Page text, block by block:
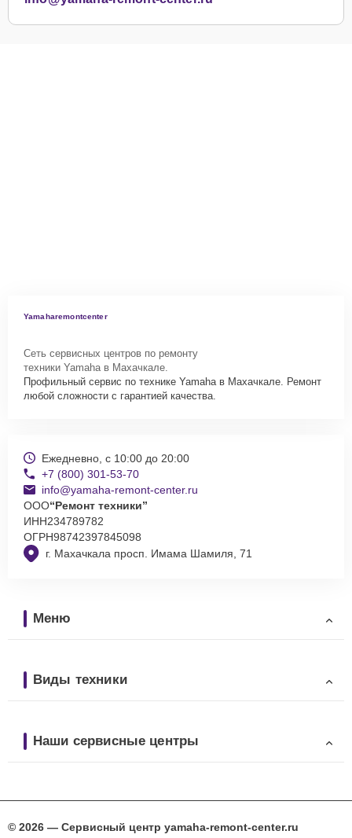
Yamaharemontcenter
Сеть сервисных центров по ремонту
техники Yamaha в Махачкале.
Профильный сервис по технике Yamaha в Махачкале. Ремонт
любой сложности с гарантией качества.
г. Махачкала просп. Имама Шамиля, 71
Ежедневно, с 10:00 до 20:00
+7 (800) 301-53-70
info@yamaha-remont-center.ru
ООО“Ремонт техники”
ИНН234789782
ОГРН98742397845098
Меню
Виды техники
Наши сервисные центры
© 2026 — Сервисный центр yamaha-remont-center.ru